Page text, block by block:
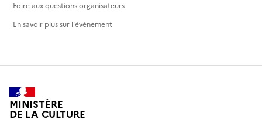
Foire aux questions organisateurs
En savoir plus sur l'événement
MINISTÈRE
DE LA CULTURE